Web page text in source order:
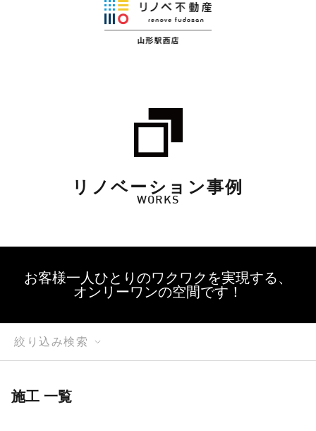
リノベーション事例
WORKS
お客様一人ひとりのワクワクを実現する、
オンリーワンの空間です！
絞り込み検索
施工 一覧